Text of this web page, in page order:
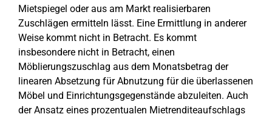
Mietspiegel oder aus am Markt realisierbaren
Zuschlägen ermitteln lässt. Eine Ermittlung in anderer
Weise kommt nicht in Betracht. Es kommt
insbesondere nicht in Betracht, einen
Möblierungszuschlag aus dem Monatsbetrag der
linearen Absetzung für Abnutzung für die überlassenen
Möbel und Einrichtungsgegenstände abzuleiten. Auch
der Ansatz eines prozentualen Mietrenditeaufschlags